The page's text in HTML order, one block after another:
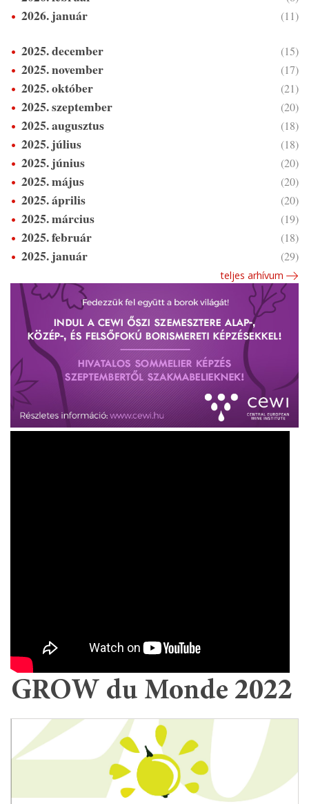
2026. január (11)
2025. december (15)
2025. november (17)
2025. október (21)
2025. szeptember (20)
2025. augusztus (18)
2025. július (18)
2025. június (20)
2025. május (20)
2025. április (20)
2025. március (19)
2025. február (18)
2025. január (29)
teljes arhívum
GROW du Monde 2022